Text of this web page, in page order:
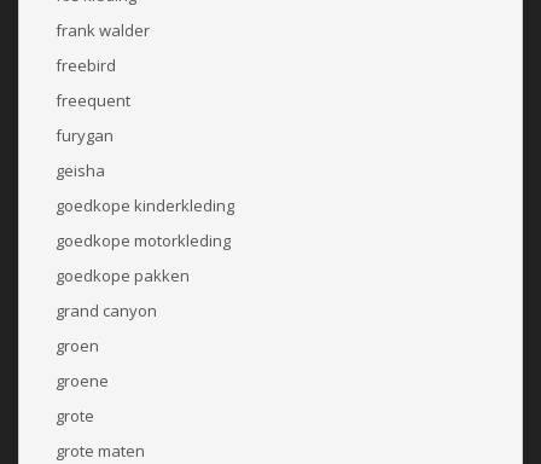
frank walder
freebird
freequent
furygan
geisha
goedkope kinderkleding
goedkope motorkleding
goedkope pakken
grand canyon
groen
groene
grote
grote maten